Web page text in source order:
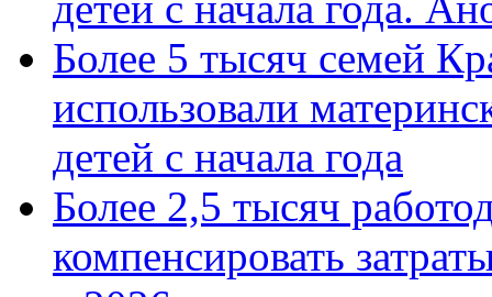
Более 5 тысяч семей
использовали
детей с начала года
Более 2,5 тысяч
компенсировать